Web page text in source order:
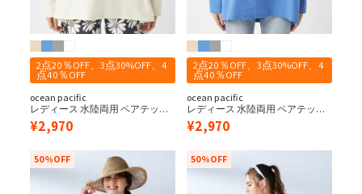
2点20％OFF、3点30%OFF、4
点40％OFF
ocean pacific
レディース 水陸両用 ペアテック
ス バッククロス ラッシュガード
¥2,970
2点20％OFF、3点30%OFF、4
点40％OFF
ocean pacific
レディース 水陸両用 ペアテック
ス バッククロス ラッシュガード
¥2,970
50%OFF 50%OFF